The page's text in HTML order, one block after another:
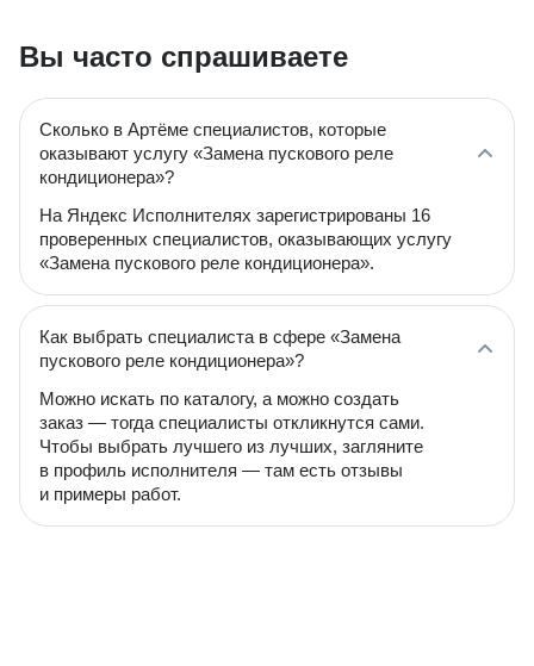
Вы часто спрашиваете
Сколько в Артёме специалистов, которые
оказывают услугу «Замена пускового реле
кондиционера»?
На Яндекс Исполнителях зарегистрированы 16
проверенных специалистов, оказывающих услугу
«Замена пускового реле кондиционера».
Как выбрать специалиста в сфере «Замена
пускового реле кондиционера»?
Можно искать по каталогу, а можно создать
заказ — тогда специалисты откликнутся сами.
Чтобы выбрать лучшего из лучших, загляните
в профиль исполнителя — там есть отзывы
и примеры работ.